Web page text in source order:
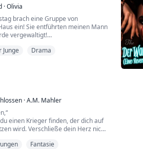
·Olivia
brach eine Gruppe von
ein! Sie entführten meinen Mann
vergewaltigt!
zurückzuschlagen und tötete sie!
Junge Drama
·A.M. Mahler
einen Krieger finden, der dich auf
wird. Verschließe dein Herz nicht
Fantasie